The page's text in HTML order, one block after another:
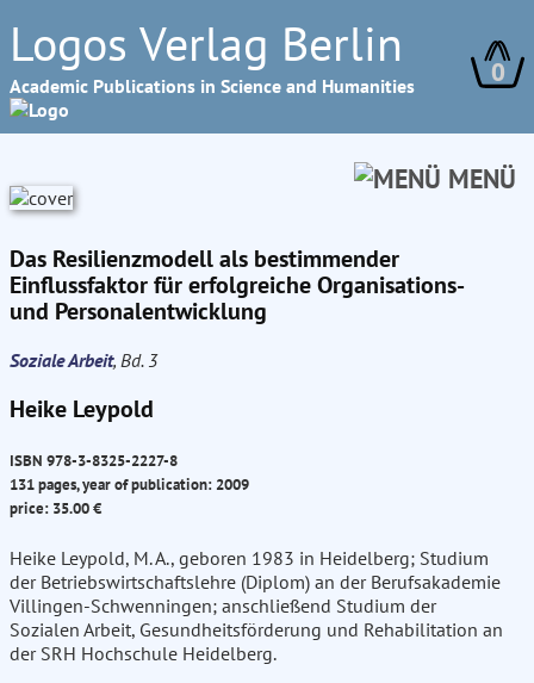
Logos Verlag Berlin
Academic Publications in Science and Humanities 0
MENÜ
Das Resilienzmodell als bestimmender
Einflussfaktor für erfolgreiche Organisations-
und Personalentwicklung
Soziale Arbeit, Bd. 3
Heike Leypold
ISBN 978-3-8325-2227-8
131 pages, year of publication: 2009
price: 35.00 €
Heike Leypold, M. A., geboren 1983 in Heidelberg; Studium
der Betriebswirtschaftslehre (Diplom) an der Berufsakademie
Villingen-Schwenningen; anschließend Studium der
Sozialen Arbeit, Gesundheitsförderung und Rehabilitation an
der SRH Hochschule Heidelberg.